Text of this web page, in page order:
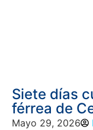
Siete días
férrea de
Mayo 29, 2026